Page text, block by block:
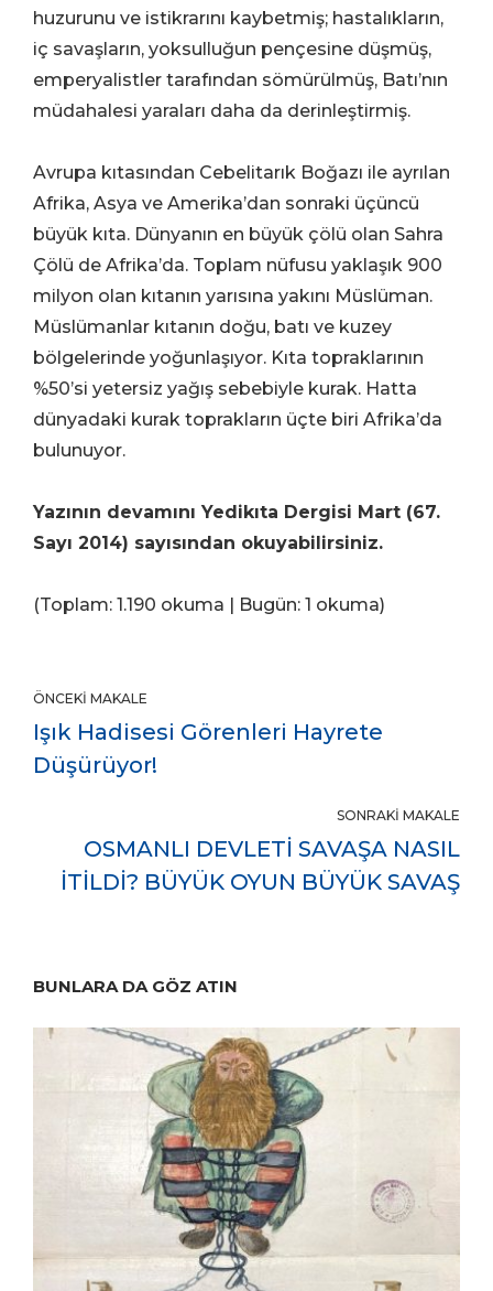
huzurunu ve istikrarını kaybetmiş; hastalıkların,
iç savaşların, yoksulluğun pençesine düşmüş,
emperyalistler tarafından sömürülmüş, Batı’nın
müdahalesi yaraları daha da derinleştirmiş.
Avrupa kıtasından Cebelitarık Boğazı ile ayrılan
Afrika, Asya ve Amerika’dan sonraki üçüncü
büyük kıta. Dünyanın en büyük çölü olan Sahra
Çölü de Afrika’da. Toplam nüfusu yaklaşık 900
milyon olan kıtanın yarısına yakını Müslüman.
Müslümanlar kıtanın doğu, batı ve kuzey
bölgelerinde yoğunlaşıyor. Kıta topraklarının
%50’si yetersiz yağış sebebiyle kurak. Hatta
dünyadaki kurak toprakların üçte biri Afrika’da
bulunuyor.
Yazının devamını Yedikıta Dergisi Mart (67.
Sayı 2014) sayısından okuyabilirsiniz.
(Toplam: 1.190 okuma | Bugün: 1 okuma)
ÖNCEKI MAKALE
Işık Hadisesi Görenleri Hayrete
Düşürüyor!
SONRAKI MAKALE
OSMANLI DEVLETİ SAVAŞA NASIL
İTİLDİ? BÜYÜK OYUN BÜYÜK SAVAŞ
BUNLARA DA GÖZ ATIN